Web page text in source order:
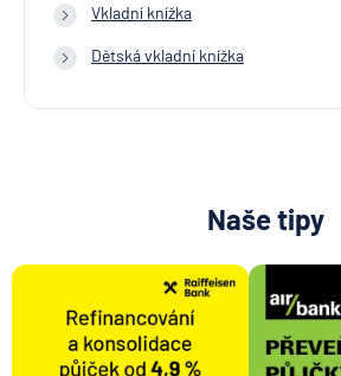
Vkladní knížka
Dětská vkladní knížka
Naše tipy